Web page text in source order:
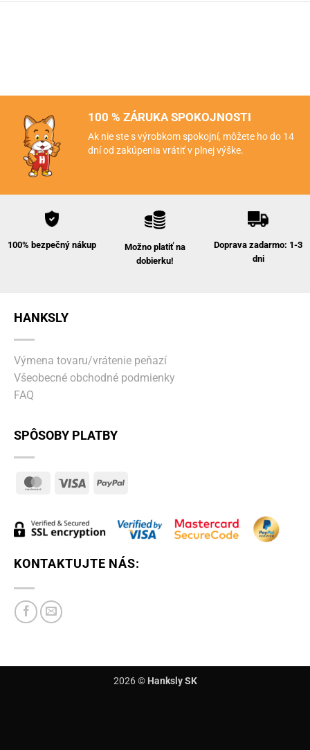
100 % ZÁRUKA SPOKOJNOSTI
Ak nie ste s výrobkom spokojní, môžete ho do 14
dní od zakúpenia vrátiť v plnej výške.
100% bezpečný nákup
Možno platiť na
dobierku!
Doprava zadarmo: 1-3
dni
HANKSLY
Výmena tovaru/vrátenie peňazí
Všeobecné obchodné podmienky
FAQ
SPÔSOBY PLATBY
MasterCard
Visa PayPal
KONTAKTUJTE NÁS:
2026 © Hanksly SK